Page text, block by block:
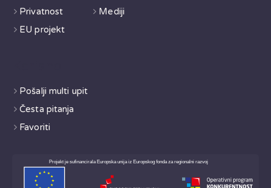
Privatnost
EU projekt
Mediji
Pošalji multi upit
Česta pitanja
Favoriti